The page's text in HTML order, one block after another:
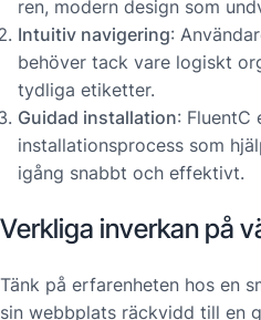
ren, modern design som
Intuitiv navigering:
behöver tack vare logiskt
tydliga etiketter.
Guidad installation: FluentC
installationsprocess som
igång snabbt och effektivt.
Verkliga inverkan på
Tänk på erfarenheten hos en
sin webbplats räckvidd till en